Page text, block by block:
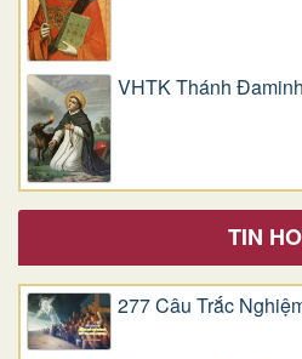
VHTK Thánh
TIN
277 Câu Trắc